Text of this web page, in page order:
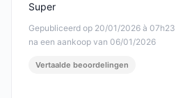
Gepubliceerd op 20/01/2026 à 07h23
na een aankoop van 06/01/2026
Super
Vertaalde beoordelingen